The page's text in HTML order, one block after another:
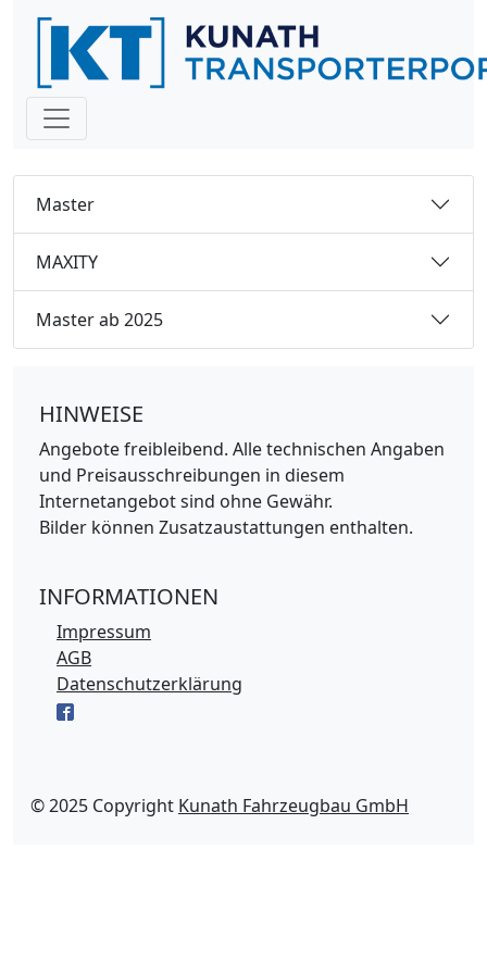
Master
MAXITY
Master ab 2025
HINWEISE
Angebote freibleibend. Alle technischen Angaben
und Preisausschreibungen in diesem
Internetangebot sind ohne Gewähr.
Bilder können Zusatzaustattungen enthalten.
INFORMATIONEN
Impressum
AGB
Datenschutzerklärung
© 2025 Copyright Kunath Fahrzeugbau GmbH